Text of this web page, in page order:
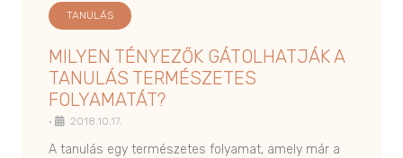
TANULÁS
MILYEN TÉNYEZŐK GÁTOLHATJÁK A
TANULÁS TERMÉSZETES
FOLYAMATÁT?
• 2018.10.17.
A tanulás egy természetes folyamat, amely már a